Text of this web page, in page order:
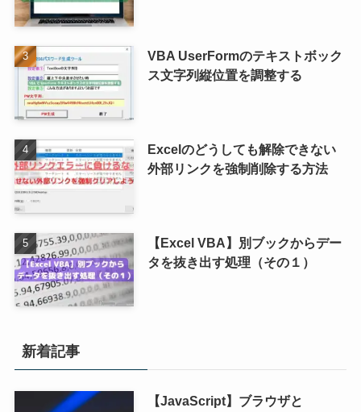
VBA UserFormのテキストボック
ス文字列縦位置を調整する
Excelのどうしても解除できない
外部リンクを強制削除する方法
【Excel VBA】別ブックからデー
タを抜き出す処理（その１）
新着記事
【JavaScript】ブラウザと